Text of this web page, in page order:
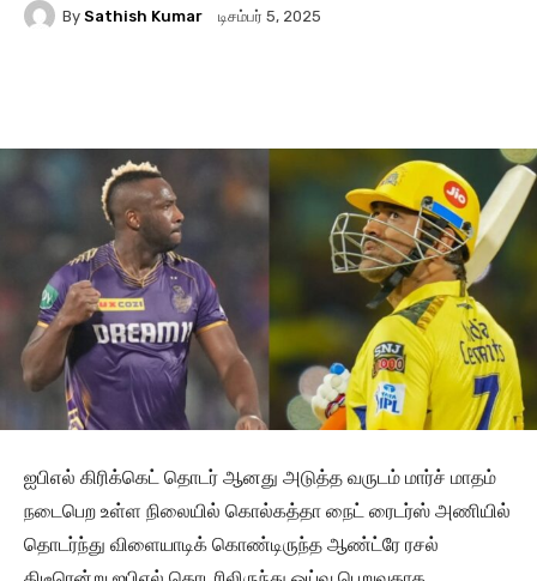
By Sathish Kumar டிசம்பர் 5, 2025
ஐபிஎல் கிரிக்கெட் தொடர் ஆனது அடுத்த வருடம் மார்ச் மாதம்
நடைபெற உள்ள நிலையில் கொல்கத்தா நைட் ரைடர்ஸ் அணியில்
தொடர்ந்து விளையாடிக் கொண்டிருந்த ஆண்ட்ரே ரசல்